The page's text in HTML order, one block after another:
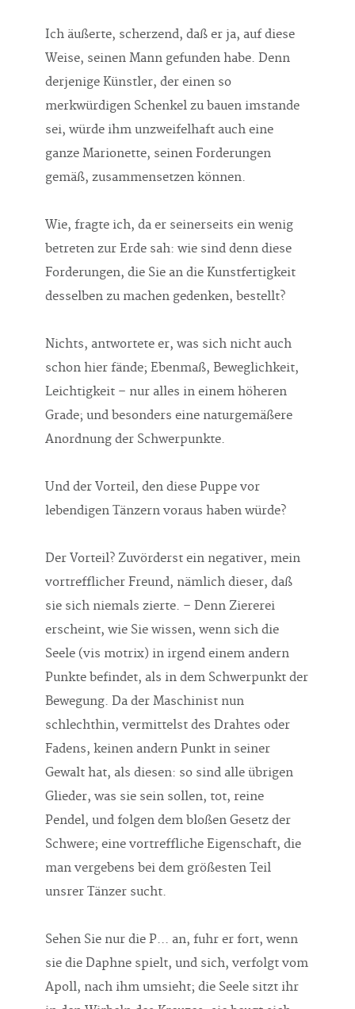
Ich äußerte, scherzend, daß er ja, auf diese
Weise, seinen Mann gefunden habe. Denn
derjenige Künstler, der einen so
merkwürdigen Schenkel zu bauen imstande
sei, würde ihm unzweifelhaft auch eine
ganze Marionette, seinen Forderungen
gemäß, zusammensetzen können.
Wie, fragte ich, da er seinerseits ein wenig
betreten zur Erde sah: wie sind denn diese
Forderungen, die Sie an die Kunstfertigkeit
desselben zu machen gedenken, bestellt?
Nichts, antwortete er, was sich nicht auch
schon hier fände; Ebenmaß, Beweglichkeit,
Leichtigkeit – nur alles in einem höheren
Grade; und besonders eine naturgemäßere
Anordnung der Schwerpunkte.
Und der Vorteil, den diese Puppe vor
lebendigen Tänzern voraus haben würde?
Der Vorteil? Zuvörderst ein negativer, mein
vortrefflicher Freund, nämlich dieser, daß
sie sich niemals zierte. – Denn Ziererei
erscheint, wie Sie wissen, wenn sich die
Seele (vis motrix) in irgend einem andern
Punkte befindet, als in dem Schwerpunkt der
Bewegung. Da der Maschinist nun
schlechthin, vermittelst des Drahtes oder
Fadens, keinen andern Punkt in seiner
Gewalt hat, als diesen: so sind alle übrigen
Glieder, was sie sein sollen, tot, reine
Pendel, und folgen dem bloßen Gesetz der
Schwere; eine vortreffliche Eigenschaft, die
man vergebens bei dem größesten Teil
unsrer Tänzer sucht.
Sehen Sie nur die P... an, fuhr er fort, wenn
sie die Daphne spielt, und sich, verfolgt vom
Apoll, nach ihm umsieht; die Seele sitzt ihr